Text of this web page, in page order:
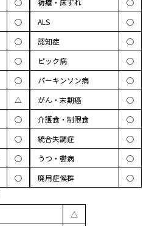
◯
◯
◯
◯
△
◯
◯
◯
◯
ALS
◯
認知症
◯
ピック病
◯
パーキンソン病
◯
がん・末期癌
◯
介護食・制限食
◯
統合失調症
◯
うつ・鬱病
◯
廃用症候群
◯
△